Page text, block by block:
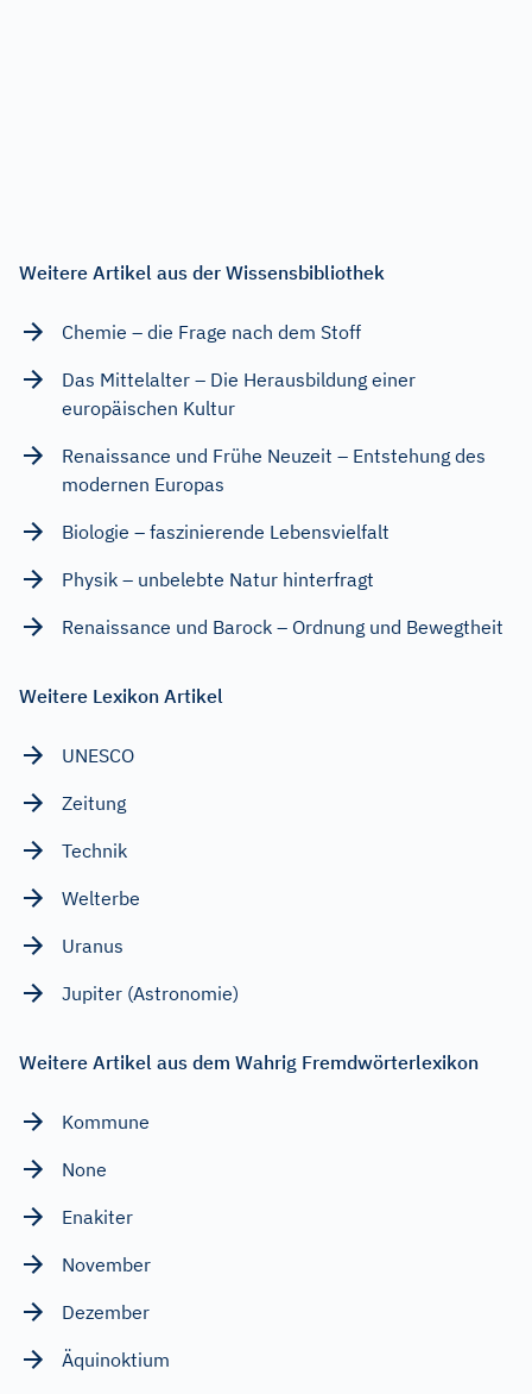
Weitere Artikel aus der Wissensbibliothek
Chemie – die Frage nach dem Stoff
Das Mittelalter – Die Herausbildung einer
europäischen Kultur
Renaissance und Frühe Neuzeit – Entstehung des
modernen Europas
Biologie – faszinierende Lebensvielfalt
Physik – unbelebte Natur hinterfragt
Renaissance und Barock – Ordnung und Bewegtheit
Weitere Lexikon Artikel
UNESCO
Zeitung
Technik
Welterbe
Uranus
Jupiter (Astronomie)
Weitere Artikel aus dem Wahrig Fremdwörterlexikon
Kommune
None
Enakiter
November
Dezember
Äquinoktium